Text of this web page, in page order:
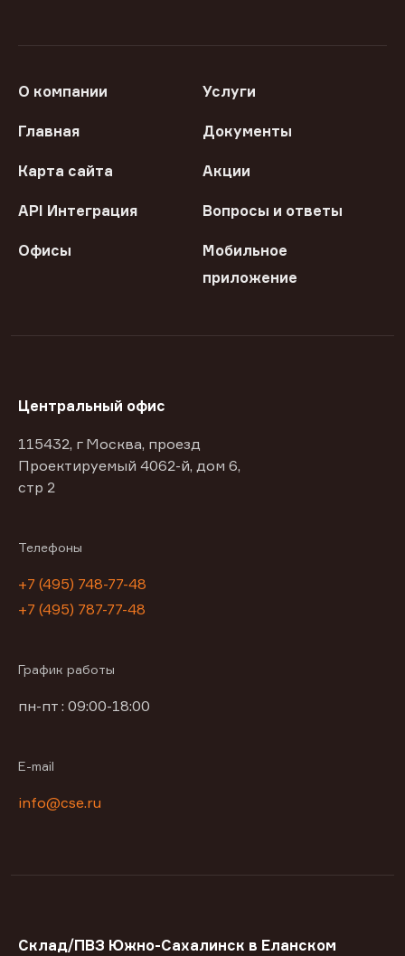
О компании Услуги
Главная Документы
Карта сайта Акции
API Интеграция Вопросы и ответы
Офисы
Мобильное
приложение
Центральный офис
115432, г Москва, проезд
Проектируемый 4062-й, дом 6,
стр 2
Телефоны
+7 (495) 748-77-48
+7 (495) 787-77-48
График работы
пн-пт : 09:00-18:00
E-mail
info@cse.ru
Склад/ПВЗ Южно-Сахалинск в Еланском